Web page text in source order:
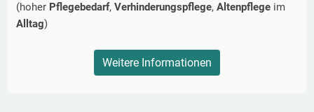
(hoher Pflegebedarf, Verhinderungspflege, Altenpflege im
Alltag)
Weitere Informationen